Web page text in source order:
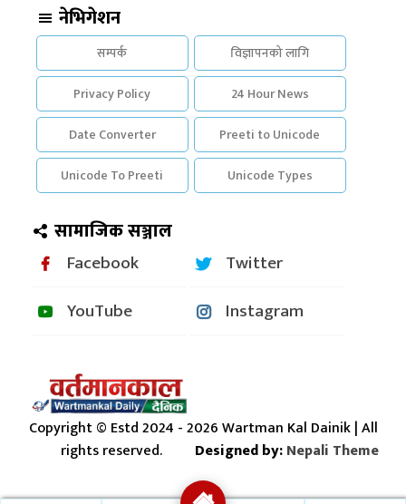
नेभिगेशन
सम्पर्क
विज्ञापनको लागि
Privacy Policy
24 Hour News
Date Converter
Preeti to Unicode
Unicode To Preeti
Unicode Types
सामाजिक सञ्जाल
Facebook
Twitter
YouTube
Instagram
Copyright © Estd 2024 - 2026 Wartman Kal Dainik | All
rights reserved.
Designed by:Nepali Theme